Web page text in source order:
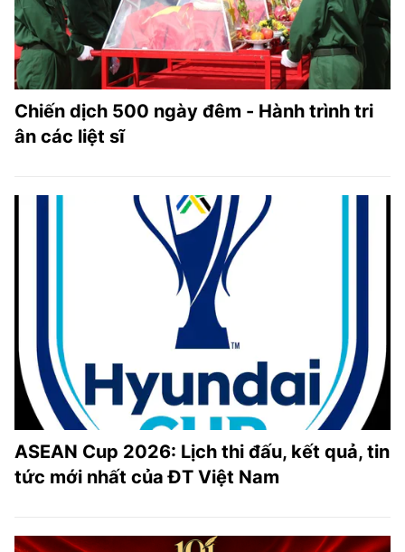
Chiến dịch 500 ngày đêm - Hành trình tri
ân các liệt sĩ
ASEAN Cup 2026: Lịch thi đấu, kết quả, tin
tức mới nhất của ĐT Việt Nam